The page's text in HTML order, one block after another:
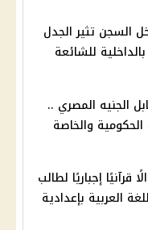
السجن تثير الجدل
للشائعة
الجنيه المصري ..
والخاصة
قرآنيًا إجباريًا لطالب
العربية بإعدادية